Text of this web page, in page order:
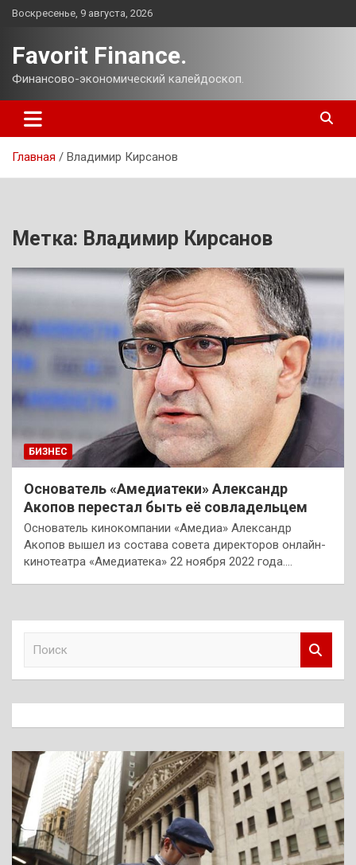
Перейти
Воскресенье, 9 августа, 2026
Favorit Finance.
Финансово-экономический калейдоскоп.
Главная Владимир Кирсанов
Метка: Владимир Кирсанов
БИЗНЕС
Основатель «Амедиатеки» Александр
Акопов перестал быть её совладельцем
Основатель кинокомпании «Амедиа» Александр
Акопов вышел из состава совета директоров онлайн-
кинотеатра «Амедиатека» 22 ноября 2022 года.…
к